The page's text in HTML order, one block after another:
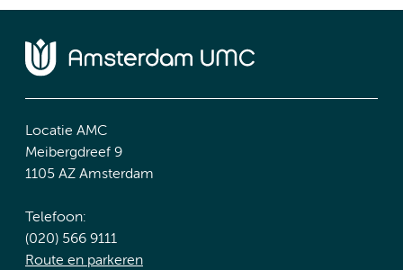
Locatie AMC
Meibergdreef 9
1105 AZ Amsterdam
Telefoon:
(020) 566 9111
Route en parkeren